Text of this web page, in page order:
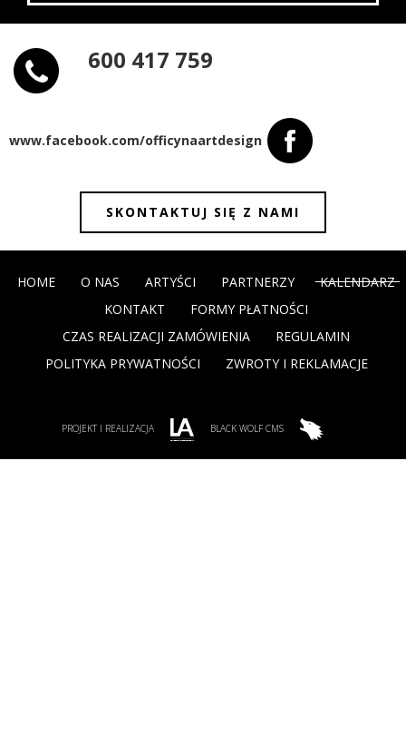
600 417 759
www.facebook.com/officynaartdesign
SKONTAKTUJ SIĘ Z NAMI
HOME O NAS ARTYŚCI PARTNERZY
KALENDARZ
KONTAKT
FORMY PŁATNOŚCI
CZAS REALIZACJI ZAMÓWIENIA
REGULAMIN
POLITYKA PRYWATNOŚCI
ZWROTY I REKLAMACJE
PROJEKT I REALIZACJA BLACK WOLF CMS